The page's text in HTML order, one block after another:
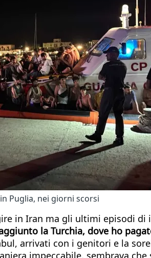
Puglia, nei giorni scorsi
in Iran ma gli ultimi episodi
la Turchia, dove ho
arrivati con i genitori e la
impeccabile, sembrava